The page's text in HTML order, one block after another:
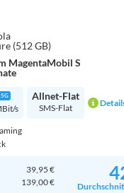
(512 GB)
MagentaMobil S
5G
s
Allnet-Flat
SMS-Flat
39,95 €
139,00 €